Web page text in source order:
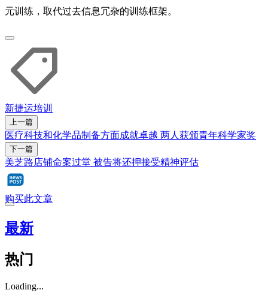
元训练，取代过去信息冗杂的训练框架。
新捷运培训
上一篇
医疗科技和化学品制备方面成就卓越 两人获颁青年科学家奖
下一篇
美芝路店铺命案过堂 被告将还押接受精神评估
购买此文章
最新
热门
Loading...